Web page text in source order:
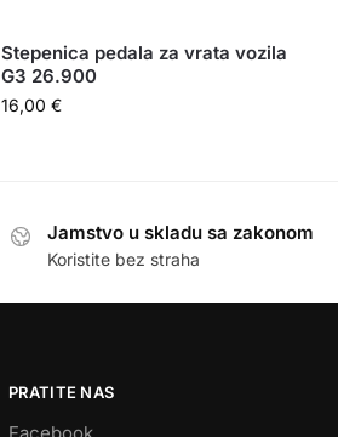
Stepenica pedala za vrata vozila
G3 26.900
16,00€
Jamstvo u skladu sa zakonom
Koristite bez straha
PRATITE NAS